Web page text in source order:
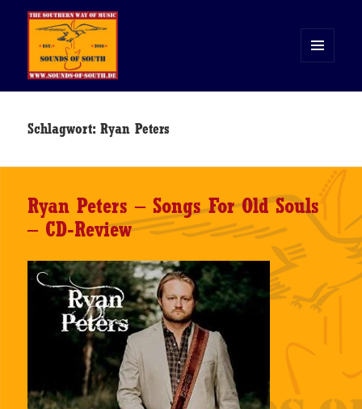
WIDGETS
Schlagwort:Ryan Peters
Ryan Peters – Songs For Old Souls
– CD-Review